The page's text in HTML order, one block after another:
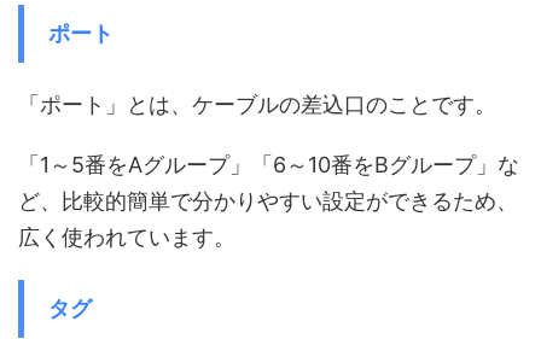
ポート
「ポート」とは、ケーブルの差込口のことです。
「1～5番をAグループ」「6～10番をBグループ」な
ど、比較的簡単で分かりやすい設定ができるため、
広く使われています。
タグ